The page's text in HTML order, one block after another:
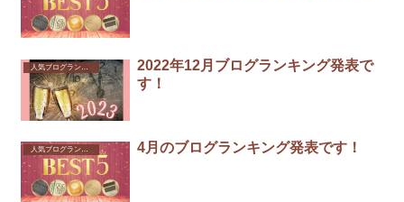
2022年12月ブログランキング発表で
す！
人気ブログランキング 4月のブログランキング発表です！